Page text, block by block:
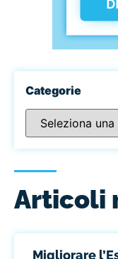
Categorie
Articoli
Migliorare